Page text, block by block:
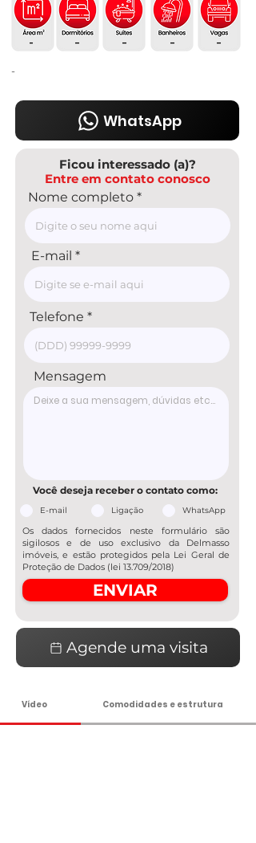
-
-
- - -
-
WhatsApp
Ficou interessado (a)?
Entre em contato conosco
Nome completo
E-mail
Telefone
Mensagem
Você deseja receber o contato como:
E-mail Ligação WhatsApp
Os dados fornecidos neste formulário são
sigilosos e de uso exclusivo da Delmasso
imóveis, e estão protegidos pela Lei Geral de
Proteção de Dados (lei 13.709/2018)
ENVIAR
Agende uma visita
Vídeo Comodidades e estrutura